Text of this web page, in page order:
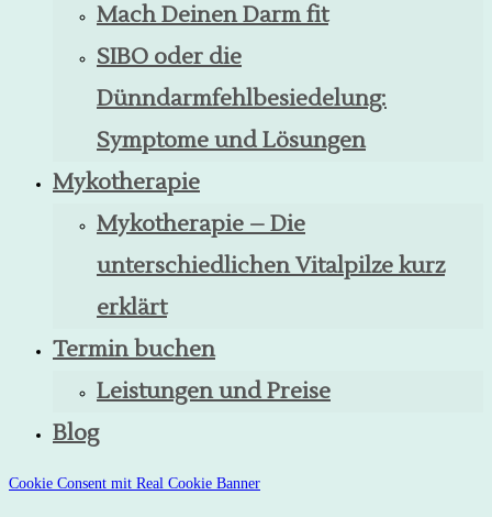
Mach Deinen Darm fit
SIBO oder die
Dünndarmfehlbesiedelung:
Symptome und Lösungen
Mykotherapie
Mykotherapie – Die
unterschiedlichen Vitalpilze kurz
erklärt
Termin buchen
Leistungen und Preise
Blog
Cookie Consent mit Real Cookie Banner